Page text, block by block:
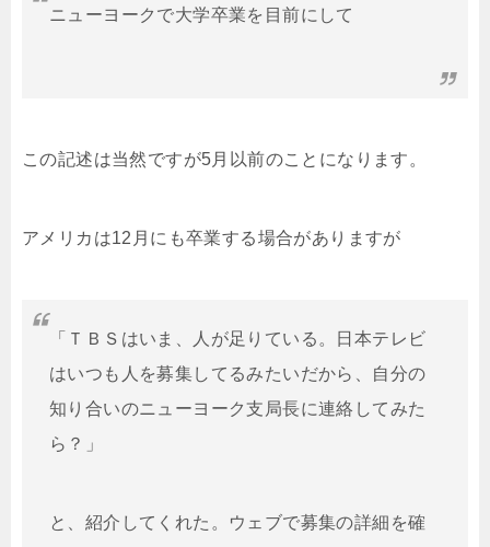
ニューヨークで大学卒業を目前にして
この記述は当然ですが5月以前のことになります。
アメリカは12月にも卒業する場合がありますが
「ＴＢＳはいま、人が足りている。日本テレビ
はいつも人を募集してるみたいだから、自分の
知り合いのニューヨーク支局長に連絡してみた
ら？」
と、紹介してくれた。ウェブで募集の詳細を確